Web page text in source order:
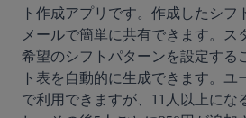
ト作成アプリです。作成したシ
メールで簡単に共有できます。ス
希望のシフトパターンを設定する
ト表を自動的に生成できます。ユ
で利用できますが、11人以上にな